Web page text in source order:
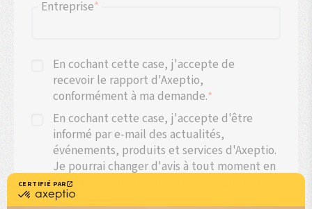
Entreprise*
En cochant cette case, j'accepte de
recevoir le rapport d'Axeptio,
conformément à ma demande.*
En cochant cette case, j'accepte d'être
informé par e-mail des actualités,
événements, produits et services d'Axeptio.
Je pourrai changer d'avis à tout moment en
cliquant sur un lien d'opposition proposé
par Axeptio.